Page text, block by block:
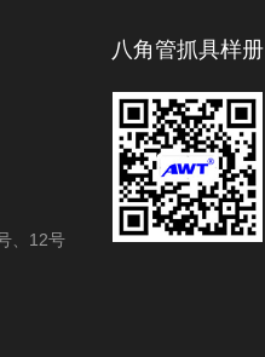
、12号
八角管抓具样册